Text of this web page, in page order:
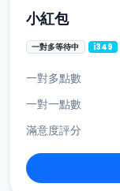
小紅包
一對多等待中 i349
一對多點數
一對一點數
滿意度評分